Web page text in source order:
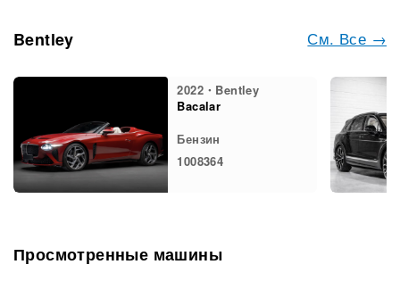
См. Все →
Bentley
2022・Bentley
Bacalar
Бензин
1008364
Просмотренные машины